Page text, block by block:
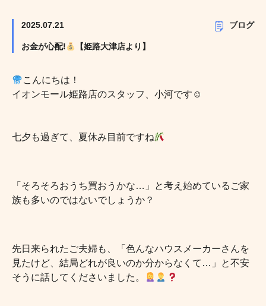
2025.07.21 ブログ
お金が心配! 【姫路大津店より】
こんにちは！
イオンモール姫路店のスタッフ、小河です☺︎
七夕も過ぎて、夏休み目前ですね
「そろそろおうち買おうかな…」と考え始めているご家
族も多いのではないでしょうか？
先日来られたご夫婦も、「色んなハウスメーカーさんを
見たけど、結局どれが良いのか分からなくて…」と不安
そうに話してくださいました。